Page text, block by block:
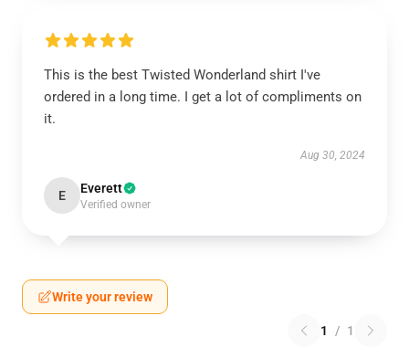
This is the best Twisted Wonderland shirt I've
ordered in a long time. I get a lot of compliments on
it.
Aug 30, 2024
E Everett
Verified owner
Write your review
1 / 1